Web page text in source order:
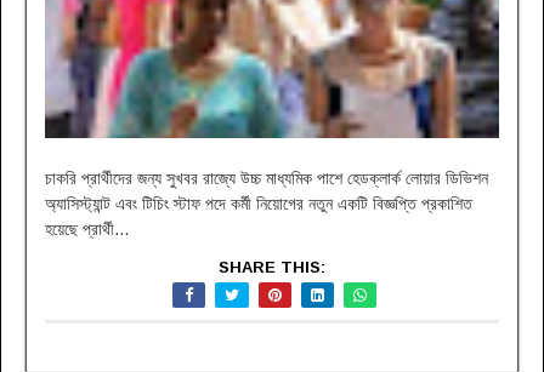
চাকরি প্রার্থীদের জন্য সুখবর রাজ্যে উচ্চ মাধ্যমিক পাশে হেডক্লার্ক লোয়ার ডিভিশন
অ্যাসিস্ট্যান্ট এবং টিচিং স্টাফ পদে কর্মী নিয়োগের নতুন একটি বিজ্ঞপ্তি প্রকাশিত
হয়েছে প্রার্থী...
SHARE THIS: